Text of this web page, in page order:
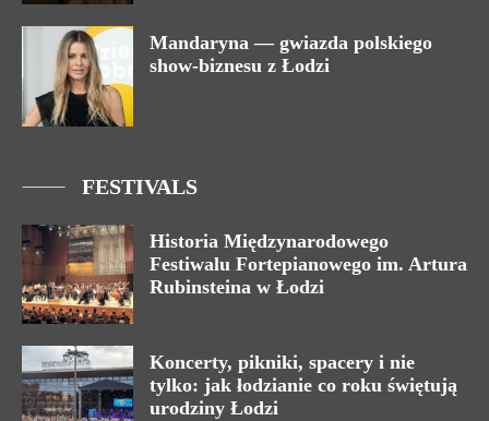
Mandaryna — gwiazda polskiego
show-biznesu z Łodzi
FESTIVALS
Historia Międzynarodowego
Festiwalu Fortepianowego im. Artura
Rubinsteina w Łodzi
Koncerty, pikniki, spacery i nie
tylko: jak łodzianie co roku świętują
urodziny Łodzi